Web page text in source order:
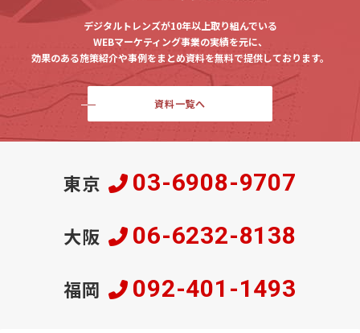
デジタルトレンズが10年以上取り組んでいる
WEBマーケティング事業の実績を元に、
効果のある施策紹介や事例をまとめ資料を無料で提供しております。
資料一覧へ
東京 03-6908-9707
大阪 06-6232-8138
福岡 092-401-1493